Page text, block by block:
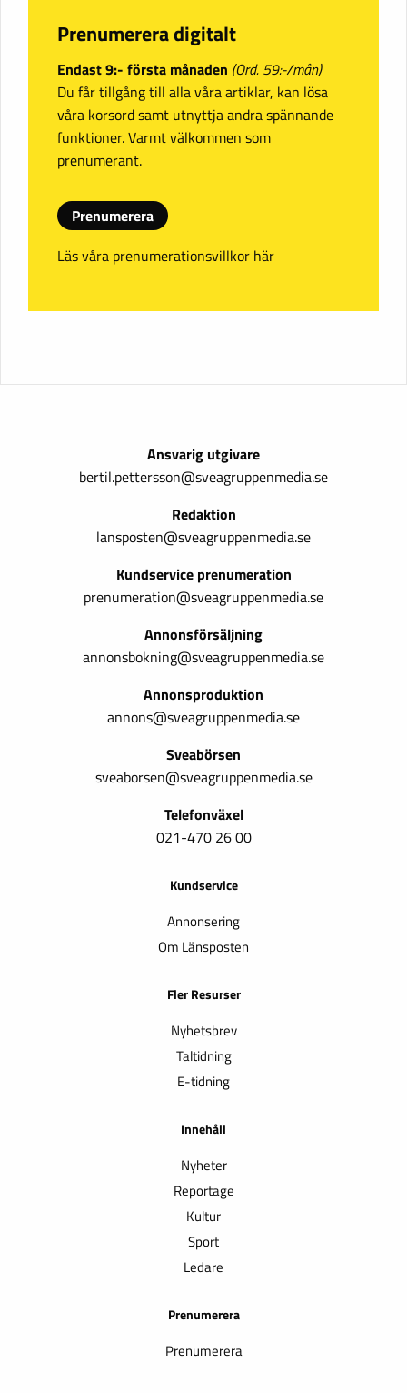
Prenumerera digitalt
Endast 9:- första månaden (Ord. 59:-/mån)
Du får tillgång till alla våra artiklar, kan lösa
våra korsord samt utnyttja andra spännande
funktioner. Varmt välkommen som
prenumerant.
Prenumerera
Läs våra prenumerationsvillkor här
Ansvarig utgivare
bertil.pettersson@sveagruppenmedia.se
Redaktion
lansposten@sveagruppenmedia.se
Kundservice prenumeration
prenumeration@sveagruppenmedia.se
Annonsförsäljning
annonsbokning@sveagruppenmedia.se
Annonsproduktion
annons@sveagruppenmedia.se
Sveabörsen
sveaborsen@sveagruppenmedia.se
Telefonväxel
021-470 26 00
Kundservice
Annonsering
Om Länsposten
Fler Resurser
Nyhetsbrev
Taltidning
E-tidning
Innehåll
Nyheter
Reportage
Kultur
Sport
Ledare
Prenumerera
Prenumerera